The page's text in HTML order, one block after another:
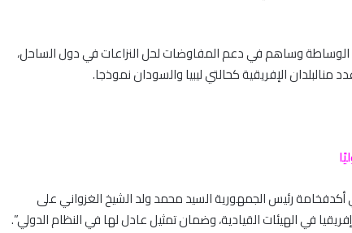
وساهم في دعم المفاوضات لحل النزاعات في دول الساحل،
الإفريقية كحالتي ليبيا والسودان نموذجا.
أكدفخامة رئيس الجمهورية السيد محمد ولد الشيخ الغزواني على
في الهيئات القيادية، وضمان تمثيل عادل لها في النظام الدولي”.